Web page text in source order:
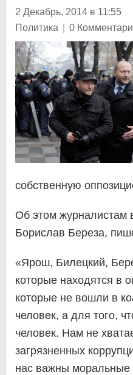
2 Декабрь, 2014 в 11:55
Политика | 0
собственную
Об этом журналистам
Борислав Береза,
«Ярош, Билецкий,
которые находятся в
которые не вошли в
человек, а для того,
человек. Нам не
загрязненных
нас важны